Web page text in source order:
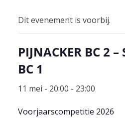
Dit evenement is voorbij.
PIJNACKER BC 2
BC 1
11 mei - 20:00 - 23:00
Voorjaarscompetitie 2026